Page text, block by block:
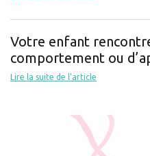
Votre enfant
comportement ou
Lire la suite de l'article